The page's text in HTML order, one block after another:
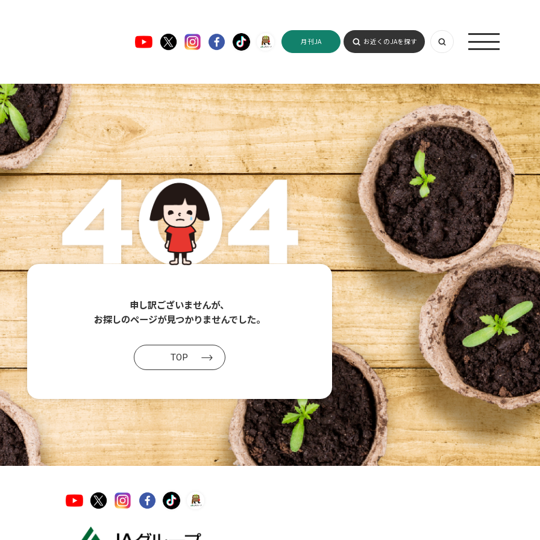
月刊JA お近くのJAを探す
申し訳ございませんが、
お探しのページが見つかりませんでした。
TOP